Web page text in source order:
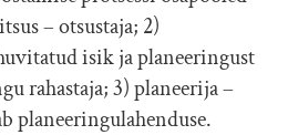
– otsustaja; 2)
isik ja planeeringust
rahastaja; 3) planeerija –
planeeringulahenduse.